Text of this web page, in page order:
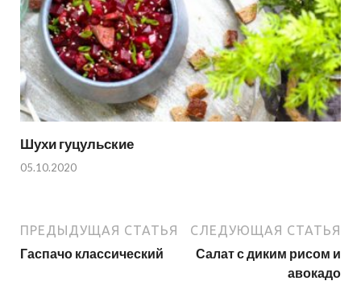
Шухи гуцульские
05.10.2020
ПРЕДЫДУЩАЯ СТАТЬЯ
Гаспачо классический
СЛЕДУЮЩАЯ СТАТЬЯ
Салат с диким рисом и
авокадо